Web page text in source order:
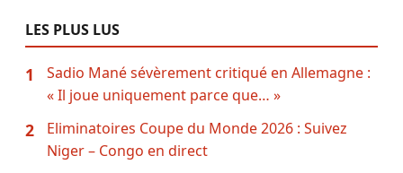
LES PLUS LUS
1
Sadio Mané sévèrement critiqué en Allemagne :
« Il joue uniquement parce que… »
2
Eliminatoires Coupe du Monde 2026 : Suivez
Niger – Congo en direct